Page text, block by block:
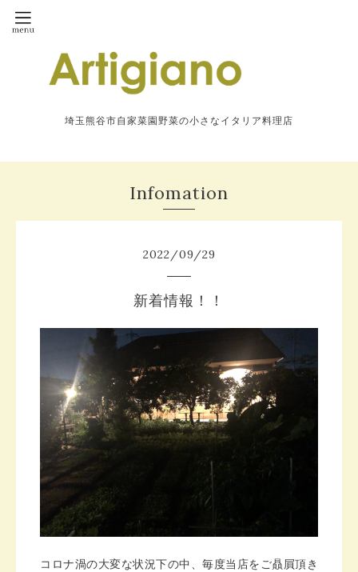
埼玉熊谷市自家菜園野菜の小さなイタリア料理店
Infomation
2022/09/29
新着情報！！
コロナ渦の大変な状況下の中、毎度当店をご贔屓頂き